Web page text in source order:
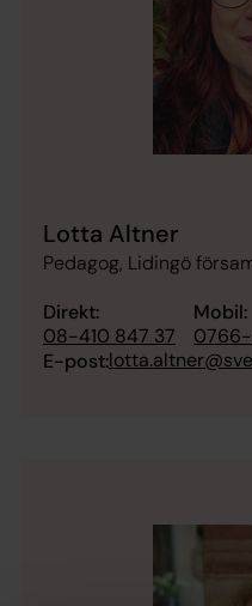
Lotta Altner
Pedagog, Lidingö
Direkt:
08-410 847 37
Mobil:
0766-
E-post: